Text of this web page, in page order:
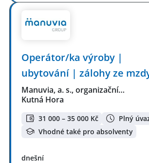
Operátor/ka výroby |
ubytování | zálohy ze
Manuvia, a. s., organizační…
Kutná Hora
31 000 – 35 000 Kč
Plný
Vhodné také pro absolventy
dnešní